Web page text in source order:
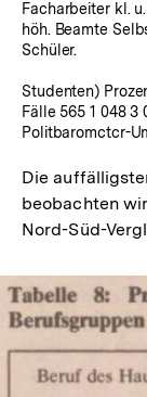
Facharbeiter kl.
höh. Beamte
Schüler.
Studenten)
Fälle 565 1 048 3
Politbaromctcr-
Die
beobachten
Nord-Süd-